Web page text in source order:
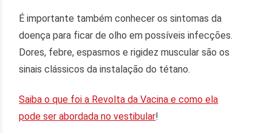
É importante também conhecer os sintomas da
doença para ficar de olho em possíveis infecções.
Dores, febre, espasmos e rigidez muscular são os
sinais clássicos da instalação do tétano.
Saiba o que foi a Revolta da Vacina e como ela
pode ser abordada no vestibular!